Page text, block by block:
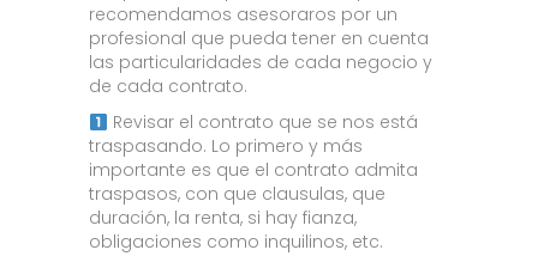
recomendamos asesoraros por un
profesional que pueda tener en cuenta
las particularidades de cada negocio y
de cada contrato.
Revisar el contrato que se nos está
traspasando. Lo primero y más
importante es que el contrato admita
traspasos, con que clausulas, que
duración, la renta, si hay fianza,
obligaciones como inquilinos, etc.